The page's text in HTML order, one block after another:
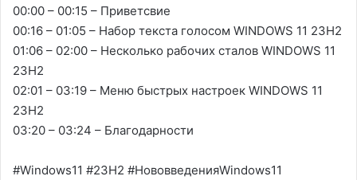
00:00 – 00:15 – Приветсвие
00:16 – 01:05 – Набор текста голосом WINDOWS 11 23H2
01:06 – 02:00 – Несколько рабочих сталов WINDOWS 11
23H2
02:01 – 03:19 – Меню быстрых настроек WINDOWS 11
23H2
03:20 – 03:24 – Благодарности
#Windows11 #23H2 #НововведенияWindows11